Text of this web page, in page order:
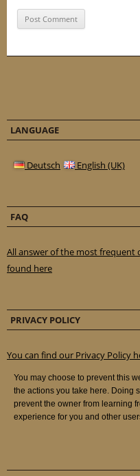
LANGUAGE
Deutsch English (UK)
FAQ
All answer of the most frequent
found here
PRIVACY POLICY
You can find our Privacy Policy